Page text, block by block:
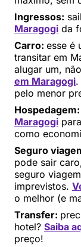
Ingressos:
Maragogi da
Carro: esse é
transitar em
alugar um,
em Maragogi.
pelo menor
Hospedagem:
Maragogi
como
Seguro
pode sair
seguro
imprevistos.
o melhor (e
Transfer:
hotel? Saiba
preço!